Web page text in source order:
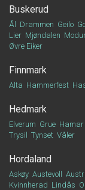
Buskerud
Ål Drammen Geilo
Lier Mjøndalen
Øvre Eiker
Finnmark
Alta Hammerfest
Hedmark
Elverum Grue Hamar
Trysil
Tynset Våler
Hordaland
Askøy Austevoll
Kvinnherad Lindås